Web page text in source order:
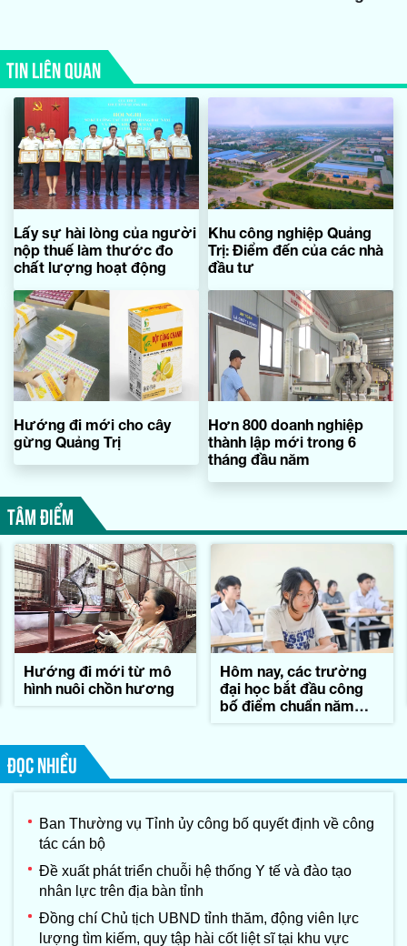
TIN LIÊN QUAN
Lấy sự hài lòng của người
nộp thuế làm thước đo
chất lượng hoạt động
Khu công nghiệp Quảng
Trị: Điểm đến của các nhà
đầu tư
Hướng đi mới cho cây
gừng Quảng Trị
Hơn 800 doanh nghiệp
thành lập mới trong 6
tháng đầu năm
TÂM ĐIỂM
Hướng đi mới từ mô
hình nuôi chồn hương
Hôm nay, các trường
đại học bắt đầu công
bố điểm chuẩn năm
ĐỌC NHIỀU
Ban Thường vụ Tỉnh ủy công bố quyết định về công
tác cán bộ
Đề xuất phát triển chuỗi hệ thống Y tế và đào tạo
nhân lực trên địa bàn tỉnh
Đồng chí Chủ tịch UBND tỉnh thăm, động viên lực
lượng tìm kiếm, quy tập hài cốt liệt sĩ tại khu vực